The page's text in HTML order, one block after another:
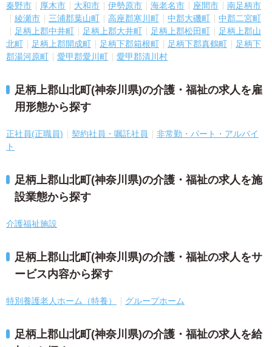
秦野市
厚木市 大和市 伊勢原市 海老名市 座間市
南足柄市
綾瀬市
三浦郡葉山町 高座郡寒川町 中郡大磯町
中郡二宮町
足柄上郡中井町
足柄上郡大井町 足柄上郡松田町
足柄上郡山
北町
足柄上郡開成町 足柄下郡箱根町 足柄下郡真鶴町
足柄下
郡湯河原町
愛甲郡愛川町 愛甲郡清川村
足柄上郡山北町(神奈川県)の介護・福祉の求人を雇
用形態から探す
正社員(正職員) 契約社員・嘱託社員
非常勤・パート・アルバイ
ト
足柄上郡山北町(神奈川県)の介護・福祉の求人を施
設業態から探す
介護福祉施設
足柄上郡山北町(神奈川県)の介護・福祉の求人をサ
ービス内容から探す
特別養護老人ホーム（特養） グループホーム
足柄上郡山北町(神奈川県)の介護・福祉の求人を給